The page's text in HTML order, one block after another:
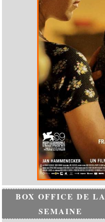
BOX OFFICE DE LA
SEMAINE